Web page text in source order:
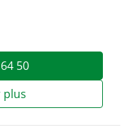
50
plus